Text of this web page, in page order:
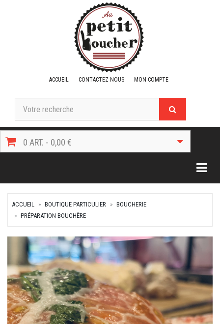
ACCUEIL CONTACTEZ NOUS MON COMPTE
0 ART. - 0,00 €
ACCUEIL BOUTIQUE PARTICULIER
BOUCHERIE
PRÉPARATION BOUCHÈRE